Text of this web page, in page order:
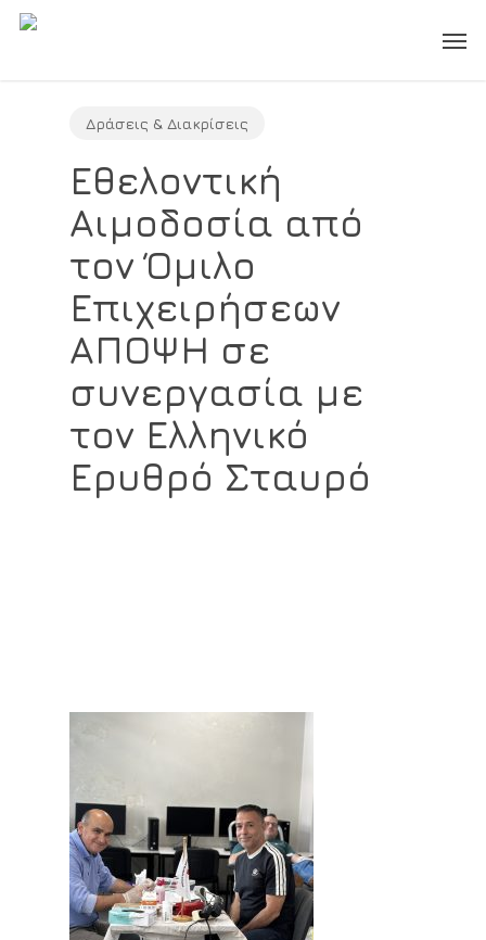
Skip
Δράσεις & Διακρίσεις
Εθελοντική
Αιμοδοσία από
τον Όμιλο
Επιχειρήσεων
ΑΠΟΨΗ σε
συνεργασία με
τον Ελληνικό
Ερυθρό Σταυρό